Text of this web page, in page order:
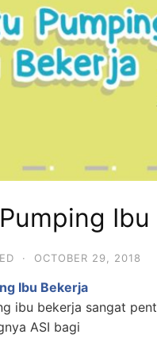
Ibu
· OCTOBER 29, 2018
Ibu Bekerja
ibu bekerja sangat
ASI bagi